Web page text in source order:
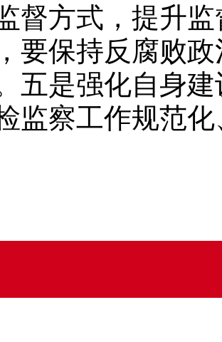
督方式，提升
要保持反腐败
五是强化自身
监察工作规范